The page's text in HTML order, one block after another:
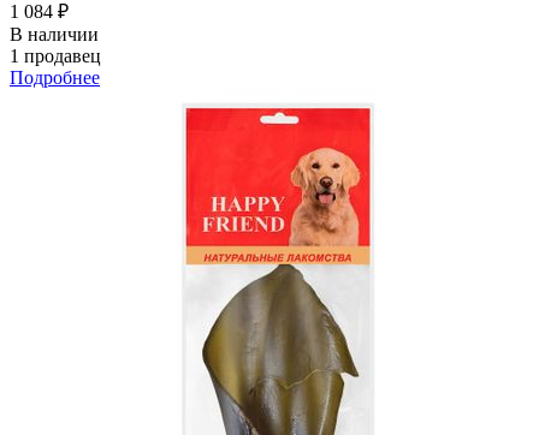
1 084 ₽
В наличии
1 продавец
Подробнее